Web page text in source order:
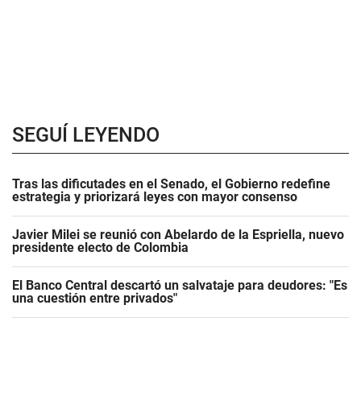
SEGUÍ LEYENDO
Tras las dificutades en el Senado, el Gobierno redefine
estrategia y priorizará leyes con mayor consenso
Javier Milei se reunió con Abelardo de la Espriella, nuevo
presidente electo de Colombia
El Banco Central descartó un salvataje para deudores: "Es
una cuestión entre privados"